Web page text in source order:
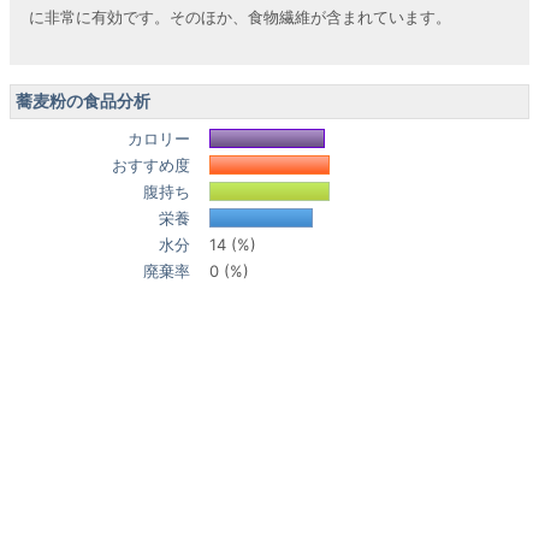
に非常に有効です。そのほか、食物繊維が含まれています。
蕎麦粉の食品分析
カロリー
おすすめ度
腹持ち
栄養
水分
14 (%)
廃棄率
0 (%)